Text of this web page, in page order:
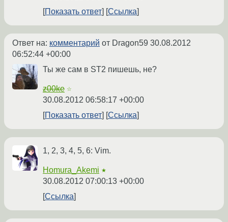
Показать ответ
Ссылка
Ответ на: комментарий от Dragon59 30.08.2012
06:52:44 +00:00
Ты же сам в ST2 пишешь, не?
z00ke ☆
30.08.2012 06:58:17 +00:00
Показать ответ
Ссылка
1, 2, 3, 4, 5, 6: Vim.
Homura_Akemi ★
30.08.2012 07:00:13 +00:00
Ссылка